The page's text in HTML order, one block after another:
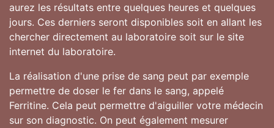
aurez les résultats entre quelques heures et quelques
jours. Ces derniers seront disponibles soit en allant les
chercher directement au laboratoire soit sur le site
internet du laboratoire.
La réalisation d'une prise de sang peut par exemple
permettre de doser le fer dans le sang, appelé
Ferritine. Cela peut permettre d'aiguiller votre médecin
sur son diagnostic. On peut également mesurer